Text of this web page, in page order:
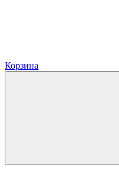
Корзина